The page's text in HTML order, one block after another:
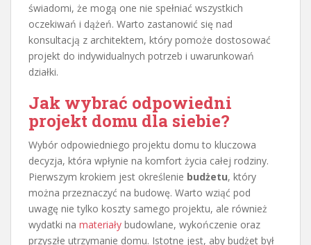
świadomi, że mogą one nie spełniać wszystkich
oczekiwań i dążeń. Warto zastanowić się nad
konsultacją z architektem, który pomoże dostosować
projekt do indywidualnych potrzeb i uwarunkowań
działki.
Jak wybrać odpowiedni
projekt domu dla siebie?
Wybór odpowiedniego projektu domu to kluczowa
decyzja, która wpłynie na komfort życia całej rodziny.
Pierwszym krokiem jest określenie budżetu, który
można przeznaczyć na budowę. Warto wziąć pod
uwagę nie tylko koszty samego projektu, ale również
wydatki na materiały budowlane, wykończenie oraz
przyszłe utrzymanie domu. Istotne jest, aby budżet był